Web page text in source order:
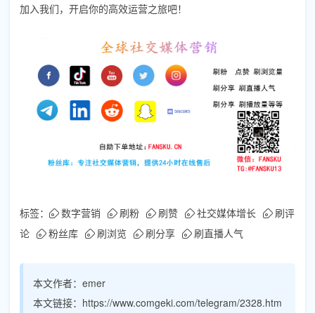
加入我们，开启你的高效运营之旅吧！
标签： 数字营销 刷粉 刷赞 社交媒体增长
刷评
论
粉丝库 刷浏览 刷分享 刷直播人气
本文作者： emer
本文链接： https://www.comgeki.com/telegram/2328.htm